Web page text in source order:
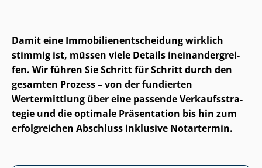
Damit eine Im­mo­bi­li­en­ent­schei­dung wirklich
stimmig ist, müssen viele Details in­ein­an­der­grei­
fen. Wir führen Sie Schritt für Schritt durch den
gesamten Prozess – von der fundierten
Wertermittlung über eine passende Ver­kaufs­stra­
te­gie und die optimale Präsentation bis hin zum
erfolgreichen Abschluss inklusive Notartermin.